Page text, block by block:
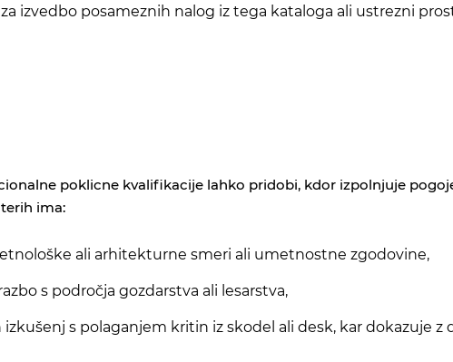
izvedbo posameznih nalog iz tega kataloga ali ustrezni
poklicne kvalifikacije lahko pridobi, kdor izpolnjuje
ima:
ali arhitekturne smeri ali umetnostne zgodovine,
s področja gozdarstva ali lesarstva,
s polaganjem kritin iz skodel ali desk, kar dokazuje z